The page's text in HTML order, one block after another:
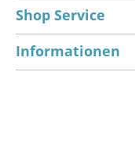
Shop Service
Informationen